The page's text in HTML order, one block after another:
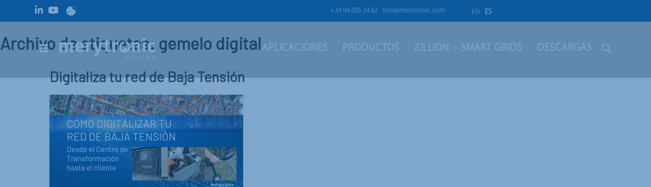
+34 94 605 24 62 info@merytronic.com EN ES
APLICACIONES PRODUCTOS ZILLION – SMART GRIDS DESCARGAS
Archivo de etiquetas: gemelo digital
Digitaliza tu red de Baja Tensión